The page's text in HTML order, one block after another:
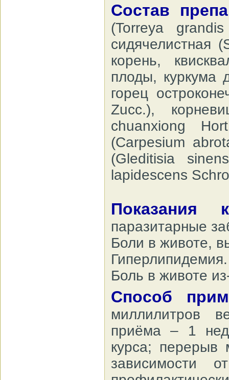
Состав
(Torreya
сидячелистная
корень,
плоды, куркума
горец
Zucc.),
chuanxiong
(Carpesium
(Gleditisia
lapidescens
паразитарные
Боли в животе,
Гиперлипидемия.
Боль в животе
Способ
миллилитров
приёма – 1
курса;